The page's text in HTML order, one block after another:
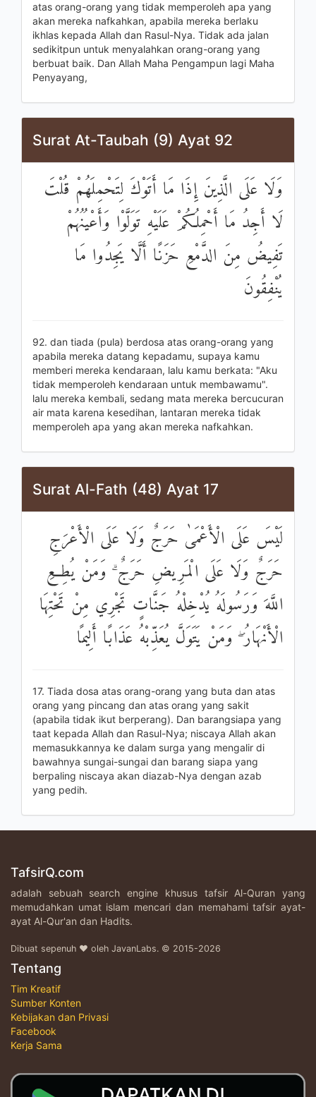
atas orang-orang yang tidak memperoleh apa yang
akan mereka nafkahkan, apabila mereka berlaku
ikhlas kepada Allah dan Rasul-Nya. Tidak ada jalan
sedikitpun untuk menyalahkan orang-orang yang
berbuat baik. Dan Allah Maha Pengampun lagi Maha
Penyayang,
Surat At-Taubah (9) Ayat 92
وَلَا عَلَى الَّذِينَ إِذَا مَا أَتَوْكَ لِتَحْمِلَهُمْ قُلْتَ
لَا أَجِدُ مَا أَحْمِلُكُمْ عَلَيْهِ تَوَلَّوْا وَأَعْيُنُهُمْ
تَفِيضُ مِنَ الدَّمْعِ حَزَنًا أَلَّا يَجِدُوا مَا
يُنْفِقُونَ
92. dan tiada (pula) berdosa atas orang-orang yang
apabila mereka datang kepadamu, supaya kamu
memberi mereka kendaraan, lalu kamu berkata: "Aku
tidak memperoleh kendaraan untuk membawamu".
lalu mereka kembali, sedang mata mereka bercucuran
air mata karena kesedihan, lantaran mereka tidak
memperoleh apa yang akan mereka nafkahkan.
Surat Al-Fath (48) Ayat 17
لَيْسَ عَلَى الْأَعْمَىٰ حَرَجٌ وَلَا عَلَى الْأَعْرَجِ
حَرَجٌ وَلَا عَلَى الْمَرِيضِ حَرَجٌ ۗ وَمَنْ يُطِعِ
اللَّهَ وَرَسُولَهُ يُدْخِلْهُ جَنَّاتٍ تَجْرِي مِنْ تَحْتِهَا
الْأَنْهَارُ ۖ وَمَنْ يَتَوَلَّ يُعَذِّبْهُ عَذَابًا أَلِيمًا
17. Tiada dosa atas orang-orang yang buta dan atas
orang yang pincang dan atas orang yang sakit
(apabila tidak ikut berperang). Dan barangsiapa yang
taat kepada Allah dan Rasul-Nya; niscaya Allah akan
memasukkannya ke dalam surga yang mengalir di
bawahnya sungai-sungai dan barang siapa yang
berpaling niscaya akan diazab-Nya dengan azab
yang pedih.
TafsirQ.com
adalah sebuah search engine khusus tafsir Al-Quran yang
memudahkan umat islam mencari dan memahami tafsir ayat-
ayat Al-Qur'an dan Hadits.
Dibuat sepenuh ♥ oleh JavanLabs. © 2015-2026
Tentang
Tim Kreatif
Sumber Konten
Kebijakan dan Privasi
Facebook
Kerja Sama